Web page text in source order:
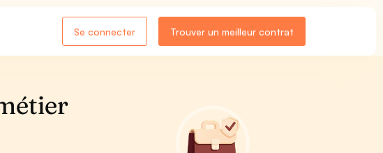
Se connecter Trouver un meilleur contrat